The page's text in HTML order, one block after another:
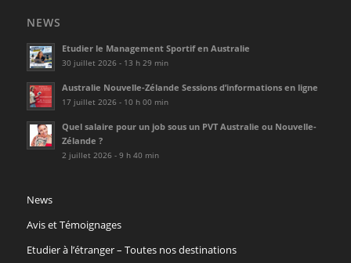
NEWS
Etudier le Management Sportif en Australie
30 juillet 2026 - 13 h 29 min
Australie Nouvelle-Zélande Sessions d’informations en ligne
17 juillet 2026 - 10 h 00 min
Quel salaire pour un job sous un PVT Australie ou Nouvelle-
Zélande ?
2 juillet 2026 - 9 h 40 min
News
Avis et Témoignages
Etudier à l’étranger – Toutes nos destinations